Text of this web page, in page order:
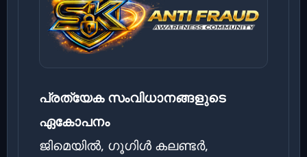
പ്രത്യേക സംവിധാനങ്ങളുടെ
ഏകോപനം
ജിമെയിൽ, ഗൂഗിൾ കലണ്ടർ,